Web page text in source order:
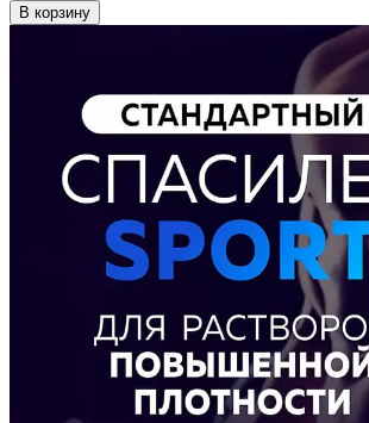
В корзину